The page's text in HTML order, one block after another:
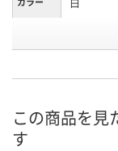
この商品を見
す